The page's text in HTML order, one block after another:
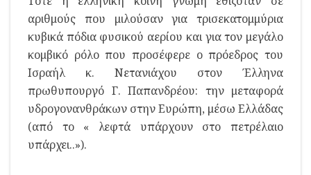
αριθμούς που μιλούσαν για τρισεκατομμύρια
κυβικά πόδια φυσικού αερίου και για τον μεγάλο
κομβικό ρόλο που προσέφερε ο πρόεδρος του
Ισραήλ κ. Νετανιάχου στον Έλληνα
πρωθυπουργό Γ. Παπανδρέου: την μεταφορά
υδρογονανθράκων στην Ευρώπη, μέσω Ελλάδας
(από το « λεφτά υπάρχουν στο πετρέλαιο
υπάρχει..»).